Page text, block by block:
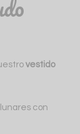
vestido
con